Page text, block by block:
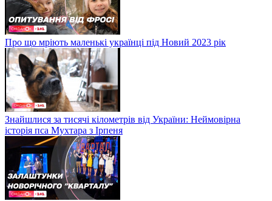
Про що мріють маленькі українці під Новий 2023 рік
Знайшлися за тисячі кілометрів від України: Неймовірна
історія пса Мухтара з Ірпеня